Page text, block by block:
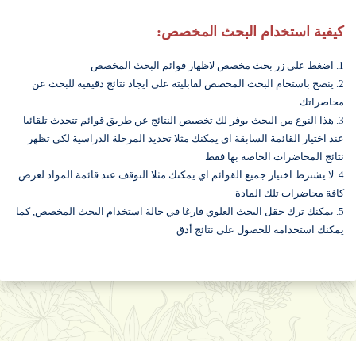
كيفية استخدام البحث المخصص:
1. اضغط على زر بحث مخصص لاظهار قوائم البحث المخصص
2. ينصح باستخام البحث المخصص لقابليته على ايجاد نتائج دقيقية للبحث عن
محاضراتك
3. هذا النوع من البحث يوفر لك تخصيص النتائج عن طريق قوائم تتحدث تلقائيا
عند اختيار القائمة السابقة اي يمكنك مثلا تحديد المرحلة الدراسية لكي تظهر
نتائج المحاضرات الخاصة بها فقط
4. لا يشترط اختيار جميع القوائم اي يمكنك مثلا التوقف عند قائمة المواد لعرض
كافة محاضرات تلك المادة
5. يمكنك ترك حقل البحث العلوي فارغا في حالة استخدام البحث المخصص, كما
يمكنك استخدامه للحصول على نتائج أدق